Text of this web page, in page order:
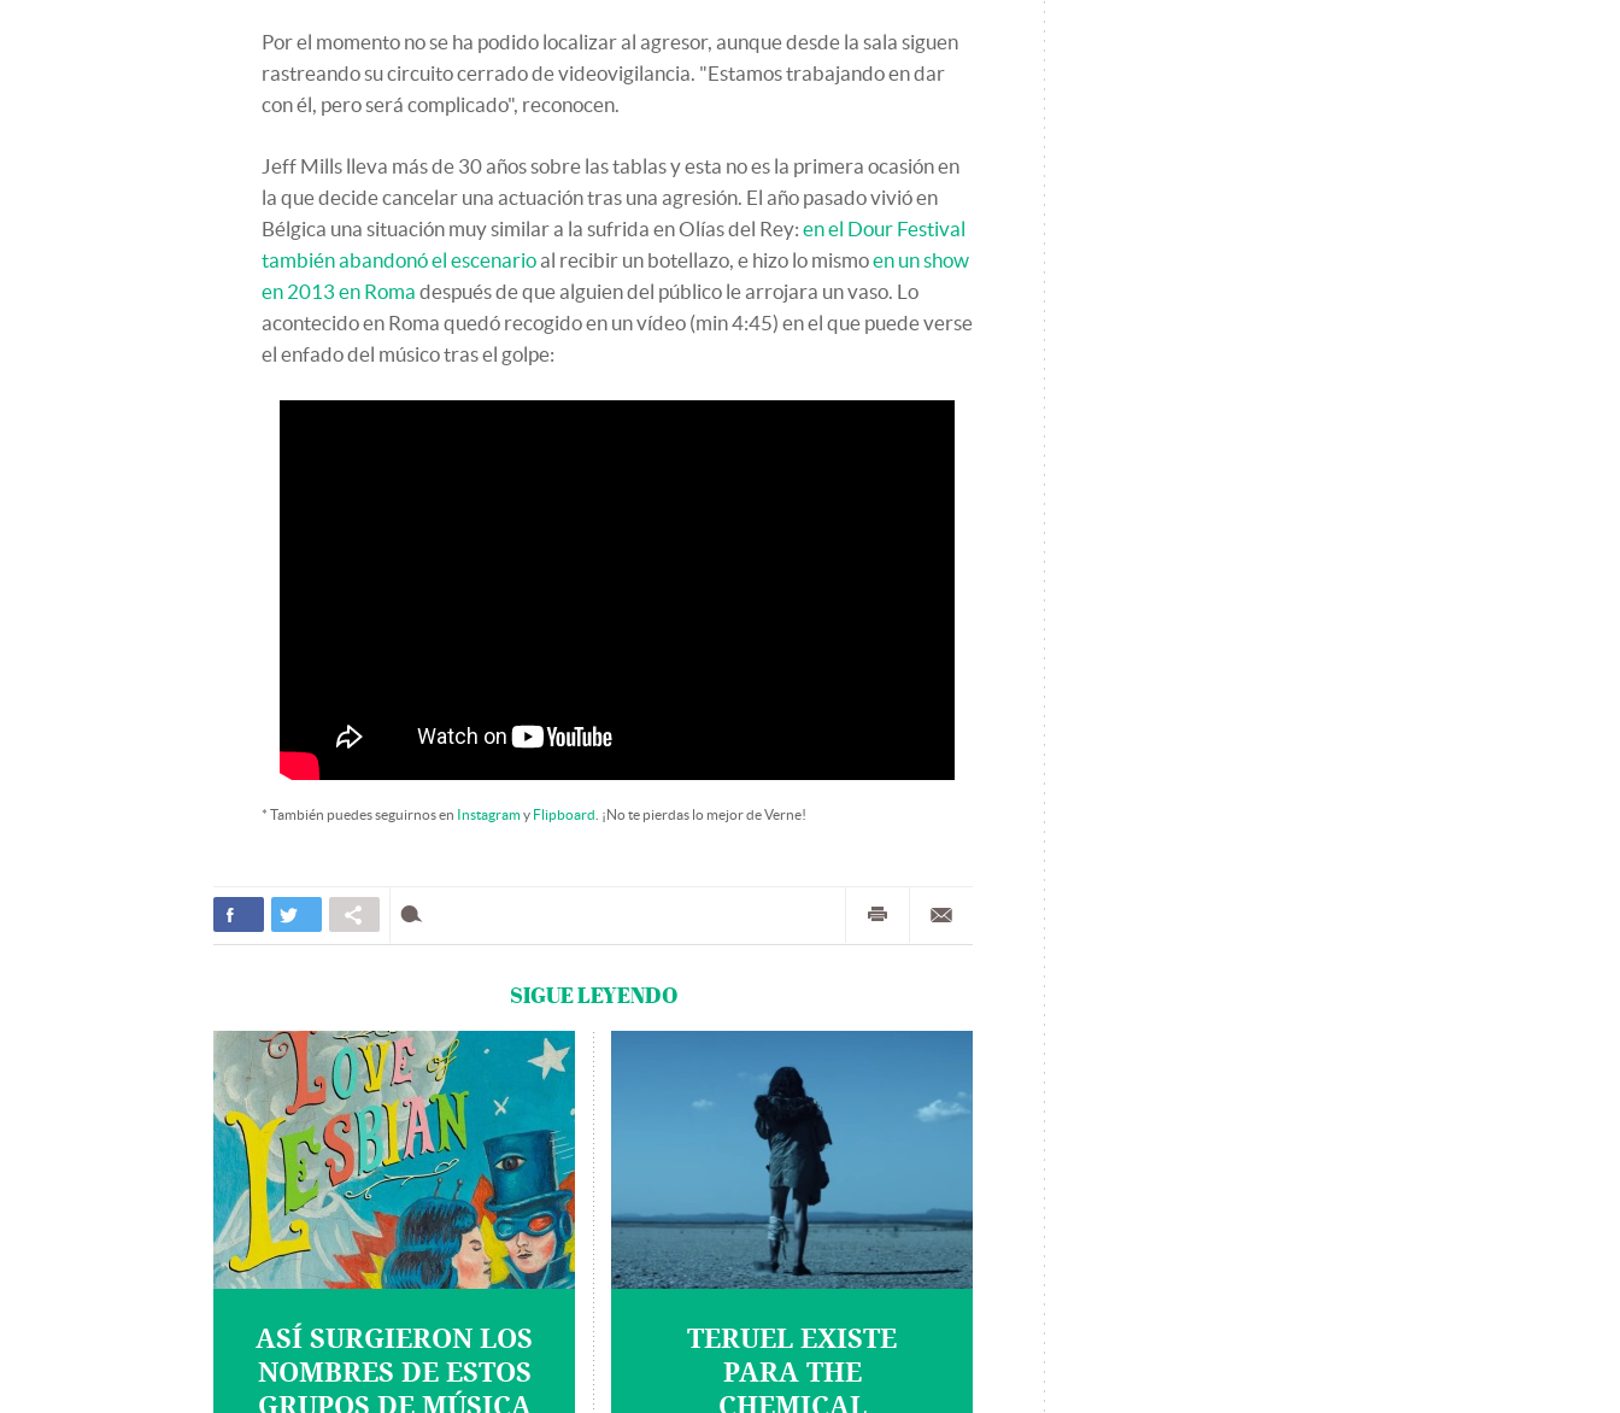
Por el momento no se ha podido localizar al agresor, aunque desde la sala siguen
rastreando su circuito cerrado de videovigilancia. "Estamos trabajando en dar
con él, pero será complicado", reconocen.
Jeff Mills lleva más de 30 años sobre las tablas y esta no es la primera ocasión en
la que decide cancelar una actuación tras una agresión. El año pasado vivió en
Bélgica una situación muy similar a la sufrida en Olías del Rey: en el Dour Festival
también abandonó el escenarioal recibir un botellazo, e hizo lo mismoen un show
en 2013 en Roma después de que alguien del público le arrojara un vaso. Lo
acontecido en Roma quedó recogido en un vídeo (min 4:45) en el que puede verse
el enfado del músico tras el golpe:
* También puedes seguirnos en Instagramy Flipboard . ¡No te pierdas lo mejor de Verne!
SIGUE LEYENDO
ASÍ SURGIERON LOS
NOMBRES DE ESTOS
TERUEL EXISTE
PARA THE